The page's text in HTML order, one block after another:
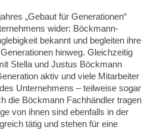
„Gebaut für Generationen“
wider: Böckmann-
bekannt und begleiten ihre
hinweg. Gleichzeitig
Stella und Justus Böckmann
aktiv und viele Mitarbeiter
Unternehmens – teilweise sogar
die Böckmann Fachhändler tragen
von ihnen sind ebenfalls in der
tätig und stehen für eine